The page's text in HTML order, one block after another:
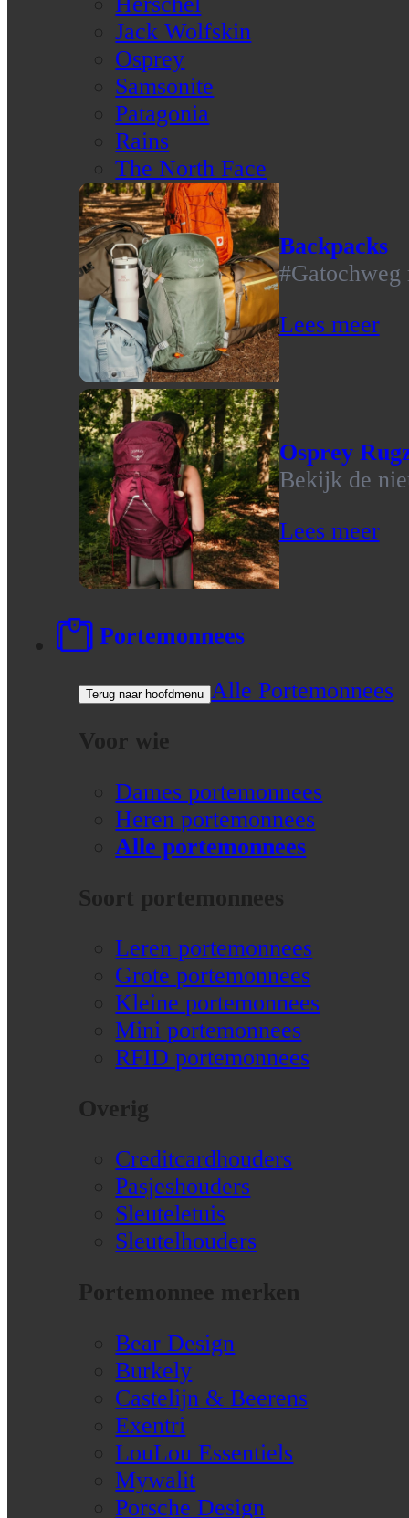
Jack Wolfskin
Osprey
Samsonite
Patagonia
Rains
The North Face
Backpacks
#Gatochweg
Lees meer
Osprey
Bekijk de
Lees meer
Portemonnees
Terug naar hoofdmenu Alle Portemonnees
Voor wie
Dames portemonnees
Heren portemonnees
Alle portemonnees
Soort portemonnees
Leren portemonnees
Grote portemonnees
Kleine portemonnees
Mini portemonnees
RFID portemonnees
Overig
Creditcardhouders
Pasjeshouders
Sleuteletuis
Sleutelhouders
Portemonnee merken
Bear Design
Burkely
Castelijn & Beerens
Exentri
LouLou Essentiels
Mywalit
Porsche Design